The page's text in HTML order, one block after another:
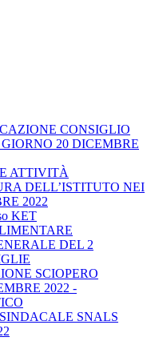
CONSIGLIO
20 DICEMBRE
ATTIVITÀ
DELL’ISTITUTO NEI
2022
KET
DEL 2
SCIOPERO
2022 -
SNALS